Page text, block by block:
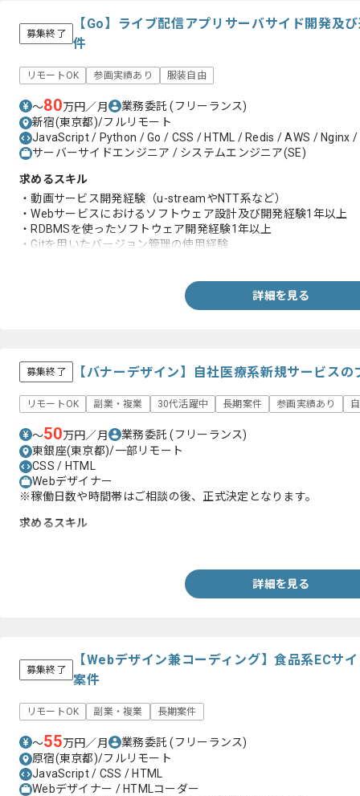
募集終了
【Go】ライブ配信アプリサーバサイド開発及
件
リモートOK 参画実績あり 服装自由
〜80万円／月 業務委託(フリーランス)
新宿(東京都)/フルリモート
JavaScript / Python / Go / CSS / HTML / Redis / AWS / Nginx /
サーバーサイドエンジニア / システムエンジニア(SE)
求めるスキル
・動画サービス開発経験（u-streamやNTT系など）
・Webサービスにおけるソフトウェア設計及び開発経験1年以上
・RDBMSを使ったソフトウェア開発経験1年以上
・Gitを用いたバージョン管理の使用経験
-AWSのご経験およびサーバーサイド開発経験3年以上
詳細を見る
募集終了 【バナーデザイン】自社医療系新規サービス
リモートOK 副業・複業 30代活躍中 長期案件 参画実績あり
〜50万円／月 業務委託(フリーランス)
東銀座(東京都)/一部リモート
CSS / HTML
Webデザイナー
※稼働日数や時間帯はご相談の後、正式決定となります。
求めるスキル
詳細を見る
募集終了
【Webデザイン兼コーディング】食品系ECサ
案件
リモートOK 副業・複業 長期案件
〜55万円／月 業務委託(フリーランス)
原宿(東京都)/フルリモート
JavaScript / CSS / HTML
Webデザイナー / HTMLコーダー